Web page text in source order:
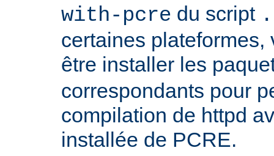
with-pcre du script
certaines plateformes,
être installer les
correspondants pour
compilation de httpd
installée de PCRE.